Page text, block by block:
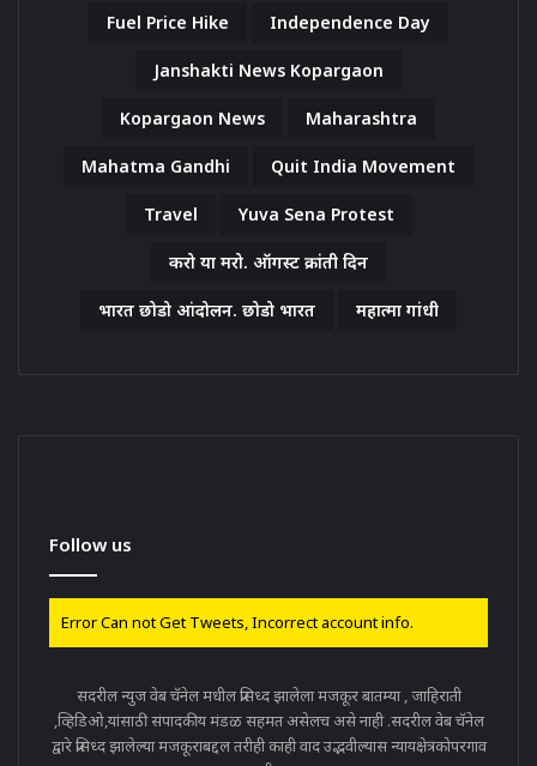
Fuel Price Hike Independence Day
Janshakti News Kopargaon
Kopargaon News Maharashtra
Mahatma Gandhi Quit India Movement
Travel Yuva Sena Protest
करो या मरो. ऑगस्ट क्रांती दिन
भारत छोडो आंदोलन. छोडो भारत महात्मा गांधी
Follow us
Error Can not Get Tweets, Incorrect account info.
सदरील न्युज वेब चॅनेल मधील प्रसिध्द झालेला मजकूर बातम्या , जाहिराती
,व्हिडिओ,यांसाठी संपादकीय मंडळ सहमत असेलच असे नाही .सदरील वेब चॅनेल
द्वारे प्रसिध्द झालेल्या मजकूराबद्दल तरीही काही वाद उद्भवील्यास न्यायक्षेत्रकोपरगाव